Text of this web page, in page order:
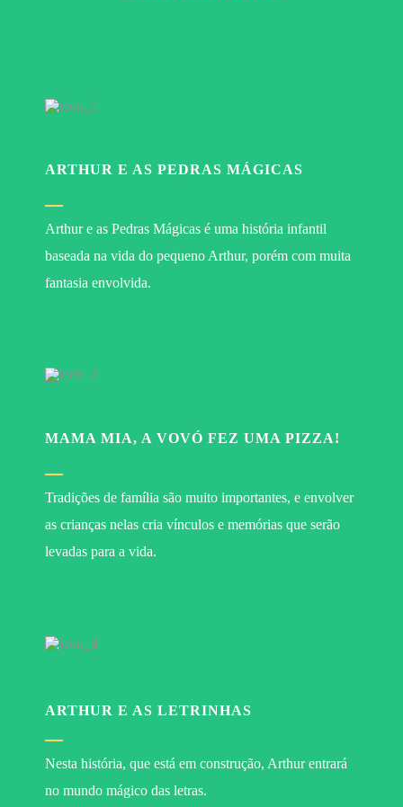
ARTHUR E AS PEDRAS MÁGICAS
Arthur e as Pedras Mágicas é uma história infantil
baseada na vida do pequeno Arthur, porém com muita
fantasia envolvida.
MAMA MIA, A VOVÓ FEZ UMA PIZZA!
Tradições de família são muito importantes, e envolver
as crianças nelas cria vínculos e memórias que serão
levadas para a vida.
ARTHUR E AS LETRINHAS
Nesta história, que está em construção, Arthur entrará
no mundo mágico das letras.